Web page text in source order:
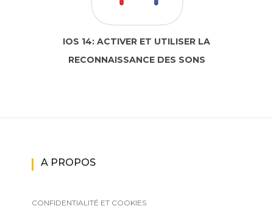
IOS 14: ACTIVER ET UTILISER LA
RECONNAISSANCE DES SONS
A PROPOS
CONFIDENTIALITÉ ET COOKIES